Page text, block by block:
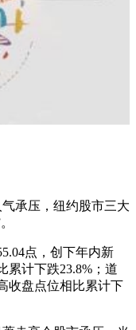
承压，纽约股市三大
点，创下年内新
累计下跌23.8%；道
收盘点位相比累计下